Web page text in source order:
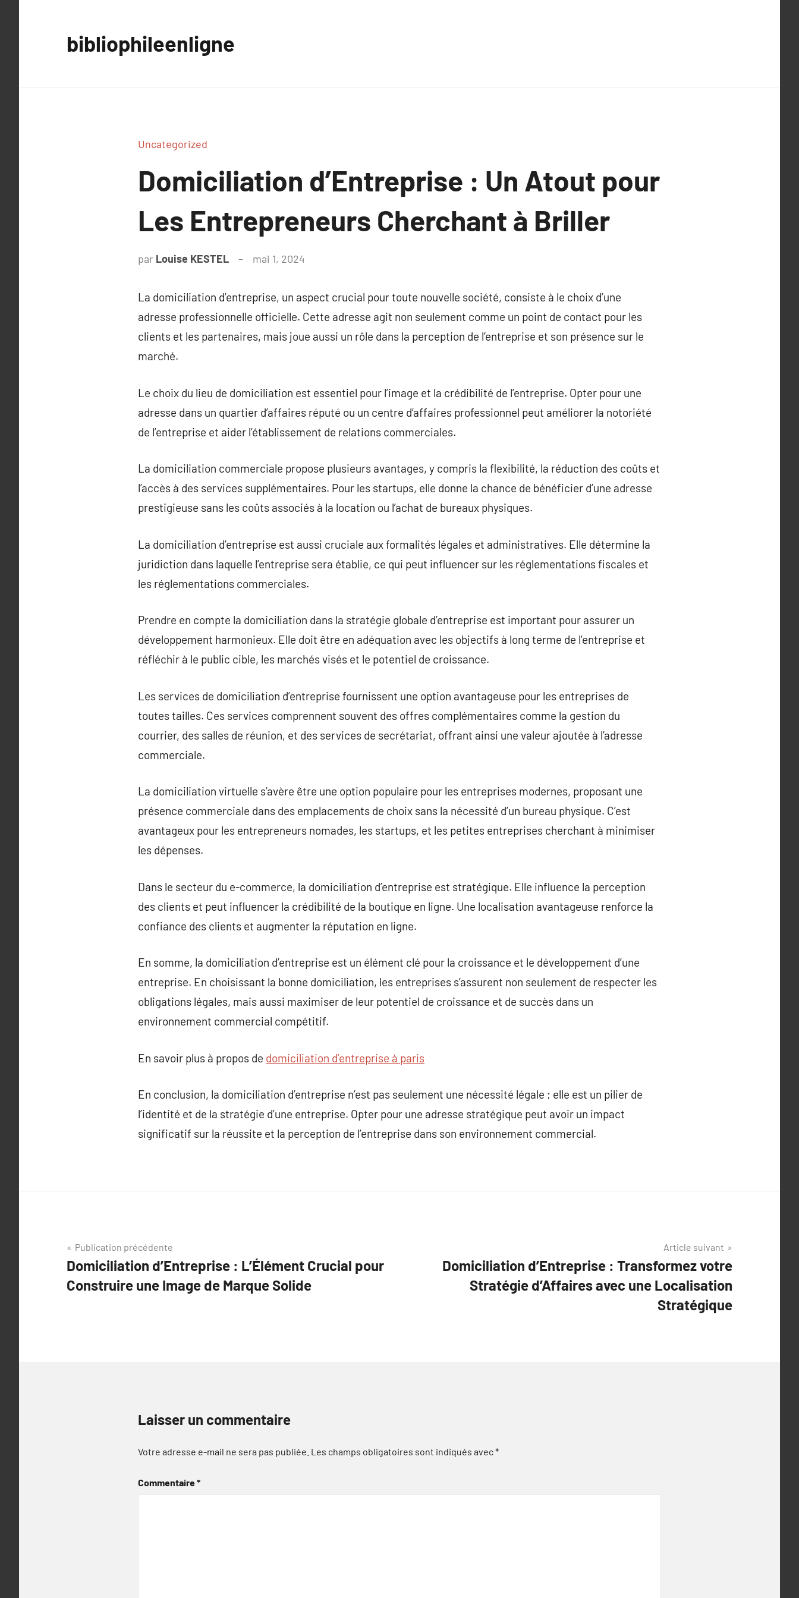
bibliophileenligne
Uncategorized
Domiciliation d’Entreprise : Un Atout pour
Les Entrepreneurs Cherchant à Briller
par Louise KESTEL mai 1, 2024
La domiciliation d’entreprise, un aspect crucial pour toute nouvelle société, consiste à le choix d’une
adresse professionnelle officielle. Cette adresse agit non seulement comme un point de contact pour les
clients et les partenaires, mais joue aussi un rôle dans la perception de l’entreprise et son présence sur le
marché.
Le choix du lieu de domiciliation est essentiel pour l’image et la crédibilité de l’entreprise. Opter pour une
adresse dans un quartier d’affaires réputé ou un centre d’affaires professionnel peut améliorer la notoriété
de l’entreprise et aider l’établissement de relations commerciales.
La domiciliation commerciale propose plusieurs avantages, y compris la flexibilité, la réduction des coûts et
l’accès à des services supplémentaires. Pour les startups, elle donne la chance de bénéficier d’une adresse
prestigieuse sans les coûts associés à la location ou l’achat de bureaux physiques.
La domiciliation d’entreprise est aussi cruciale aux formalités légales et administratives. Elle détermine la
juridiction dans laquelle l’entreprise sera établie, ce qui peut influencer sur les réglementations fiscales et
les réglementations commerciales.
Prendre en compte la domiciliation dans la stratégie globale d’entreprise est important pour assurer un
développement harmonieux. Elle doit être en adéquation avec les objectifs à long terme de l’entreprise et
réfléchir à le public cible, les marchés visés et le potentiel de croissance.
Les services de domiciliation d’entreprise fournissent une option avantageuse pour les entreprises de
toutes tailles. Ces services comprennent souvent des offres complémentaires comme la gestion du
courrier, des salles de réunion, et des services de secrétariat, offrant ainsi une valeur ajoutée à l’adresse
commerciale.
La domiciliation virtuelle s’avère être une option populaire pour les entreprises modernes, proposant une
présence commerciale dans des emplacements de choix sans la nécessité d’un bureau physique. C’est
avantageux pour les entrepreneurs nomades, les startups, et les petites entreprises cherchant à minimiser
les dépenses.
Dans le secteur du e-commerce, la domiciliation d’entreprise est stratégique. Elle influence la perception
des clients et peut influencer la crédibilité de la boutique en ligne. Une localisation avantageuse renforce la
confiance des clients et augmenter la réputation en ligne.
En somme, la domiciliation d’entreprise est un élément clé pour la croissance et le développement d’une
entreprise. En choisissant la bonne domiciliation, les entreprises s’assurent non seulement de respecter les
obligations légales, mais aussi maximiser de leur potentiel de croissance et de succès dans un
environnement commercial compétitif.
En savoir plus à propos de domiciliation d’entreprise à paris
En conclusion, la domiciliation d’entreprise n’est pas seulement une nécessité légale ; elle est un pilier de
l’identité et de la stratégie d’une entreprise. Opter pour une adresse stratégique peut avoir un impact
significatif sur la réussite et la perception de l’entreprise dans son environnement commercial.
Navigation
de
l’article
Publication précédente
Domiciliation d’Entreprise : L’Élément Crucial pour
Construire une Image de Marque Solide
Article suivant
Domiciliation d’Entreprise : Transformez votre
Stratégie d’Affaires avec une Localisation
Stratégique
Laisser un commentaire
Votre adresse e-mail ne sera pas publiée. Les champs obligatoires sont indiqués avec*
Commentaire*